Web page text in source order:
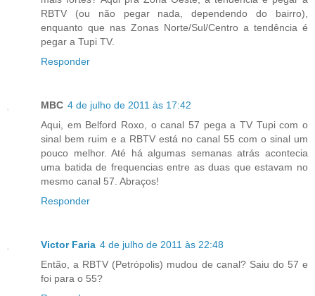
RBTV (ou não pegar nada, dependendo do bairro),
enquanto que nas Zonas Norte/Sul/Centro a tendência é
pegar a Tupi TV.
Responder
MBC 4 de julho de 2011 às 17:42
Aqui, em Belford Roxo, o canal 57 pega a TV Tupi com o
sinal bem ruim e a RBTV está no canal 55 com o sinal um
pouco melhor. Até há algumas semanas atrás acontecia
uma batida de frequencias entre as duas que estavam no
mesmo canal 57. Abraços!
Responder
Victor Faria 4 de julho de 2011 às 22:48
Então, a RBTV (Petrópolis) mudou de canal? Saiu do 57 e
foi para o 55?